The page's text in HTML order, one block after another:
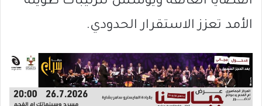
الأمد تعزز الاستقرار الحدودي.